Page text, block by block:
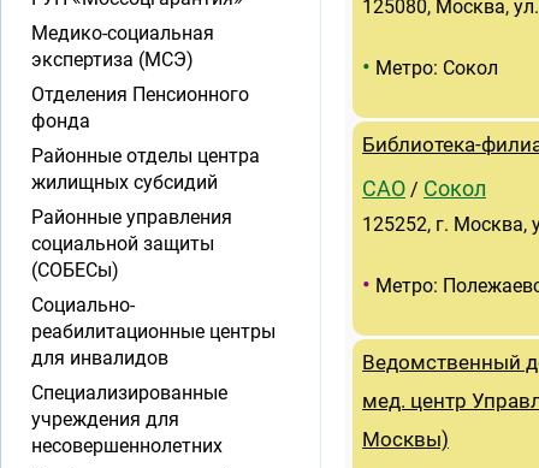
125080, Москва,
• Метро: Сокол
Библиотека-
САО / Сокол
125252, г. Москва,
• Метро:
Ведомственный
мед. центр
Москвы)
Медико-социальная
экспертиза (МСЭ)
Отделения Пенсионного
фонда
Районные отделы центра
жилищных субсидий
Районные управления
социальной защиты
(СОБЕСы)
Социально-
реабилитационные центры
для инвалидов
Специализированные
учреждения для
несовершеннолетних